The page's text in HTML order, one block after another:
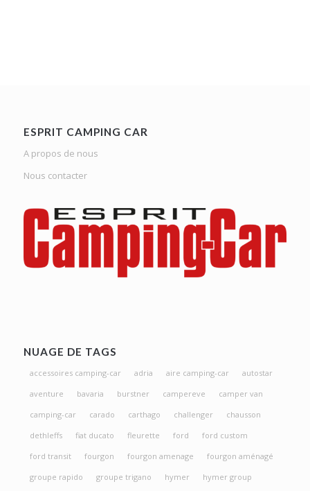
ESPRIT CAMPING CAR
A propos de nous
Nous contacter
NUAGE DE TAGS
accessoires camping-car adria aire camping-car
autostar
aventure
bavaria burstner campereve
camper van
camping-car
carado carthago challenger
chausson
dethleffs
fiat ducato fleurette ford
ford custom
ford transit
fourgon fourgon amenage
fourgon aménagé
groupe rapido
groupe trigano hymer
hymer group